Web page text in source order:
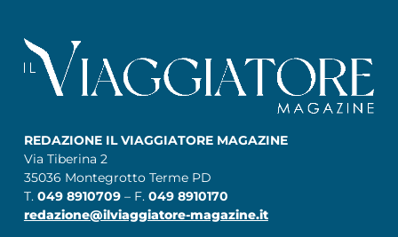
REDAZIONE IL VIAGGIATORE MAGAZINE
Via Tiberina 2
35036 Montegrotto Terme PD
T. 049 8910709 – F. 049 8910170
redazione@ilviaggiatore-magazine.it